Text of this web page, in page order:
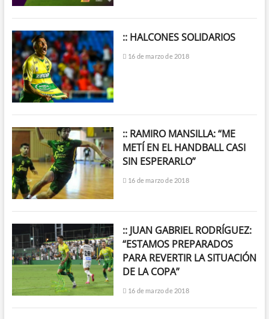
:: HALCONES SOLIDARIOS
16 de marzo de 2018
:: RAMIRO MANSILLA: “ME
METÍ EN EL HANDBALL CASI
SIN ESPERARLO”
16 de marzo de 2018
:: JUAN GABRIEL RODRÍGUEZ:
“ESTAMOS PREPARADOS
PARA REVERTIR LA SITUACIÓN
DE LA COPA”
16 de marzo de 2018